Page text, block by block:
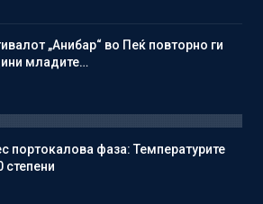
„Анибар“ во Пеќ повторно ги
младите…
портокалова фаза: Температурите
степени